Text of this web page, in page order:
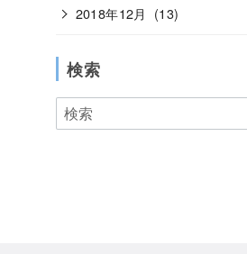
2018年12月 (13)
検索